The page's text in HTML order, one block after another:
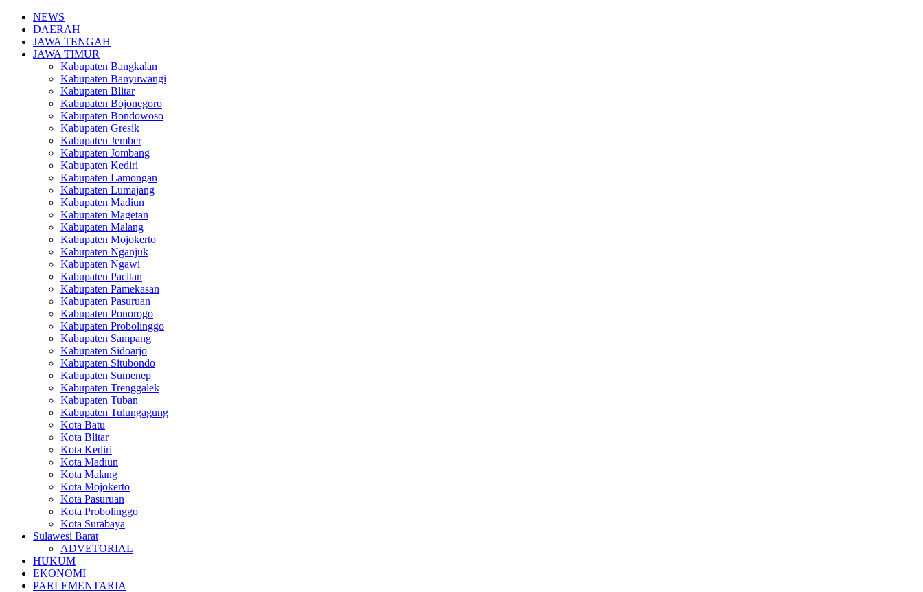
NEWS
DAERAH
JAWA TENGAH
JAWA TIMUR
Kabupaten Bangkalan
Kabupaten Banyuwangi
Kabupaten Blitar
Kabupaten Bojonegoro
Kabupaten Bondowoso
Kabupaten Gresik
Kabupaten Jember
Kabupaten Jombang
Kabupaten Kediri
Kabupaten Lamongan
Kabupaten Lumajang
Kabupaten Madiun
Kabupaten Magetan
Kabupaten Malang
Kabupaten Mojokerto
Kabupaten Nganjuk
Kabupaten Ngawi
Kabupaten Pacitan
Kabupaten Pamekasan
Kabupaten Pasuruan
Kabupaten Ponorogo
Kabupaten Probolinggo
Kabupaten Sampang
Kabupaten Sidoarjo
Kabupaten Situbondo
Kabupaten Sumenep
Kabupaten Trenggalek
Kabupaten Tuban
Kabupaten Tulungagung
Kota Batu
Kota Blitar
Kota Kediri
Kota Madiun
Kota Malang
Kota Mojokerto
Kota Pasuruan
Kota Probolinggo
Kota Surabaya
Sulawesi Barat
ADVETORIAL
HUKUM
EKONOMI
PARLEMENTARIA